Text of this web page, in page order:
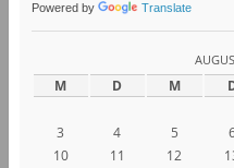
Powered by Translate
M D M
3
4 5
10
11 12